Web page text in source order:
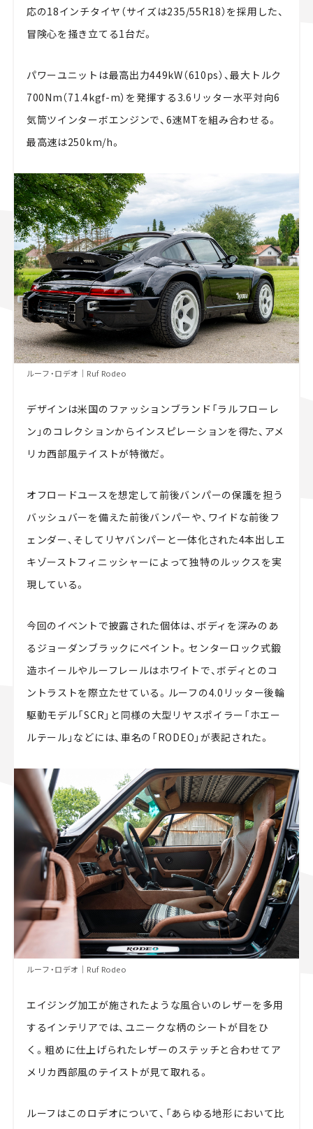
応の18インチタイヤ（サイズは235/55R18）を採用した、
冒険心を掻き立てる1台だ。
パワーユニットは最高出力449kW（610ps）、最大トルク
700Nm（71.4kgf-m）を発揮する3.6リッター水平対向6
気筒ツインターボエンジンで、6速MTを組み合わせる。
最高速は250km/h。
ルーフ・ロデオ｜Ruf Rodeo
デザインは米国のファッションブランド「ラルフローレ
ン」のコレクションからインスピレーションを得た、アメ
リカ西部風テイストが特徴だ。
オフロードユースを想定して前後バンパーの保護を担う
バッシュバーを備えた前後バンパーや、ワイドな前後フ
ェンダー、そしてリヤバンパーと一体化された4本出しエ
キゾーストフィニッシャーによって独特のルックスを実
現している。
今回のイベントで披露された個体は、ボディを深みのあ
るジョーダンブラックにペイント。センターロック式鍛
造ホイールやルーフレールはホワイトで、ボディとのコ
ントラストを際立たせている。ルーフの4.0リッター後輪
駆動モデル「SCR」と同様の大型リヤスポイラー「ホエー
ルテール」などには、車名の「RODEO」が表記された。
ルーフ・ロデオ｜Ruf Rodeo
エイジング加工が施されたような風合いのレザーを多用
するインテリアでは、ユニークな柄のシートが目をひ
く。粗めに仕上げられたレザーのステッチと合わせてア
メリカ西部風のテイストが見て取れる。
ルーフはこのロデオについて、「あらゆる地形において比